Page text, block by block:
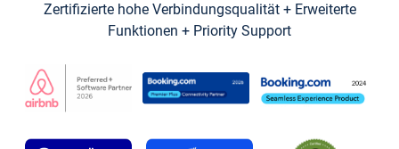
Zertifizierte hohe Verbindungsqualität + Erweiterte
Funktionen + Priority Support